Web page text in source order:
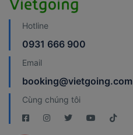
Hotline
0931 666 900
Email
booking@vietgoing.com
Cùng chúng tôi